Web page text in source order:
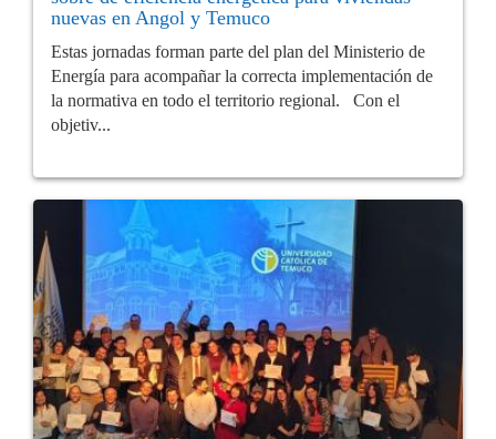
nuevas en Angol y Temuco
Estas jornadas forman parte del plan del Ministerio de
Energía para acompañar la correcta implementación de
la normativa en todo el territorio regional. Con el
objetiv...